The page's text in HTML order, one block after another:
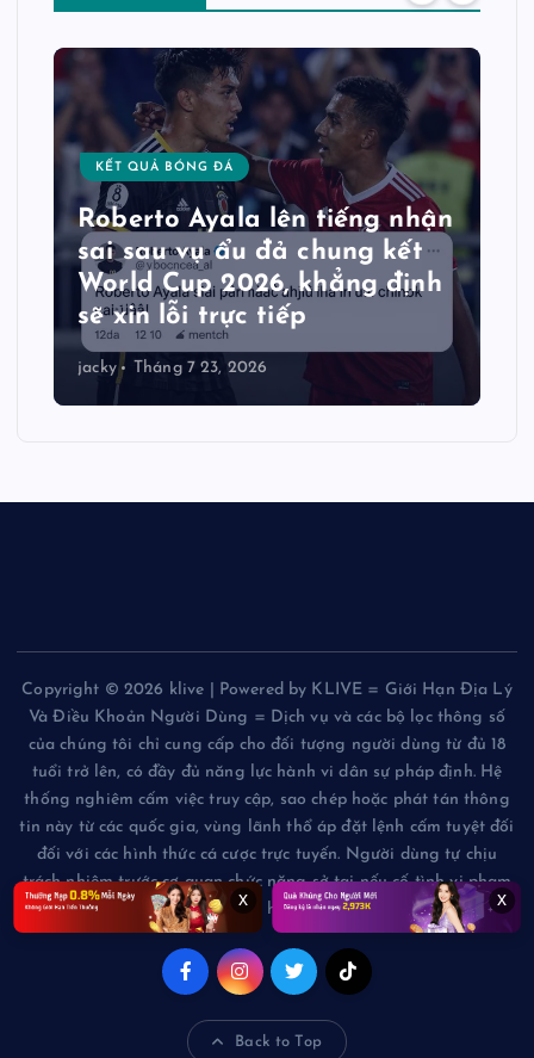
KẾT QUẢ BÓNG ĐÁ
Roberto Ayala lên tiếng nhận
sai sau vụ ẩu đả chung kết
World Cup 2026, khẳng định
sẽ xin lỗi trực tiếp
jacky Tháng 7 23, 2026
Copyright © 2026 klive | Powered by KLIVE = Giới Hạn Địa Lý
Và Điều Khoản Người Dùng = Dịch vụ và các bộ lọc thông số
của chúng tôi chỉ cung cấp cho đối tượng người dùng từ đủ 18
tuổi trở lên, có đầy đủ năng lực hành vi dân sự pháp định. Hệ
thống nghiêm cấm việc truy cập, sao chép hoặc phát tán thông
tin này từ các quốc gia, vùng lãnh thổ áp đặt lệnh cấm tuyệt đối
đối với các hình thức cá cược trực tuyến. Người dùng tự chịu
trách nhiệm trước cơ quan chức năng sở tại nếu cố tình vi phạm
các giới hạn này.
Back to Top
x x